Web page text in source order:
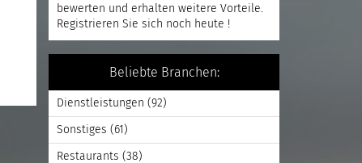
bewerten und erhalten weitere Vorteile.
Registrieren Sie sich noch heute !
Beliebte Branchen:
Dienstleistungen (92)
Sonstiges (61)
Restaurants (38)